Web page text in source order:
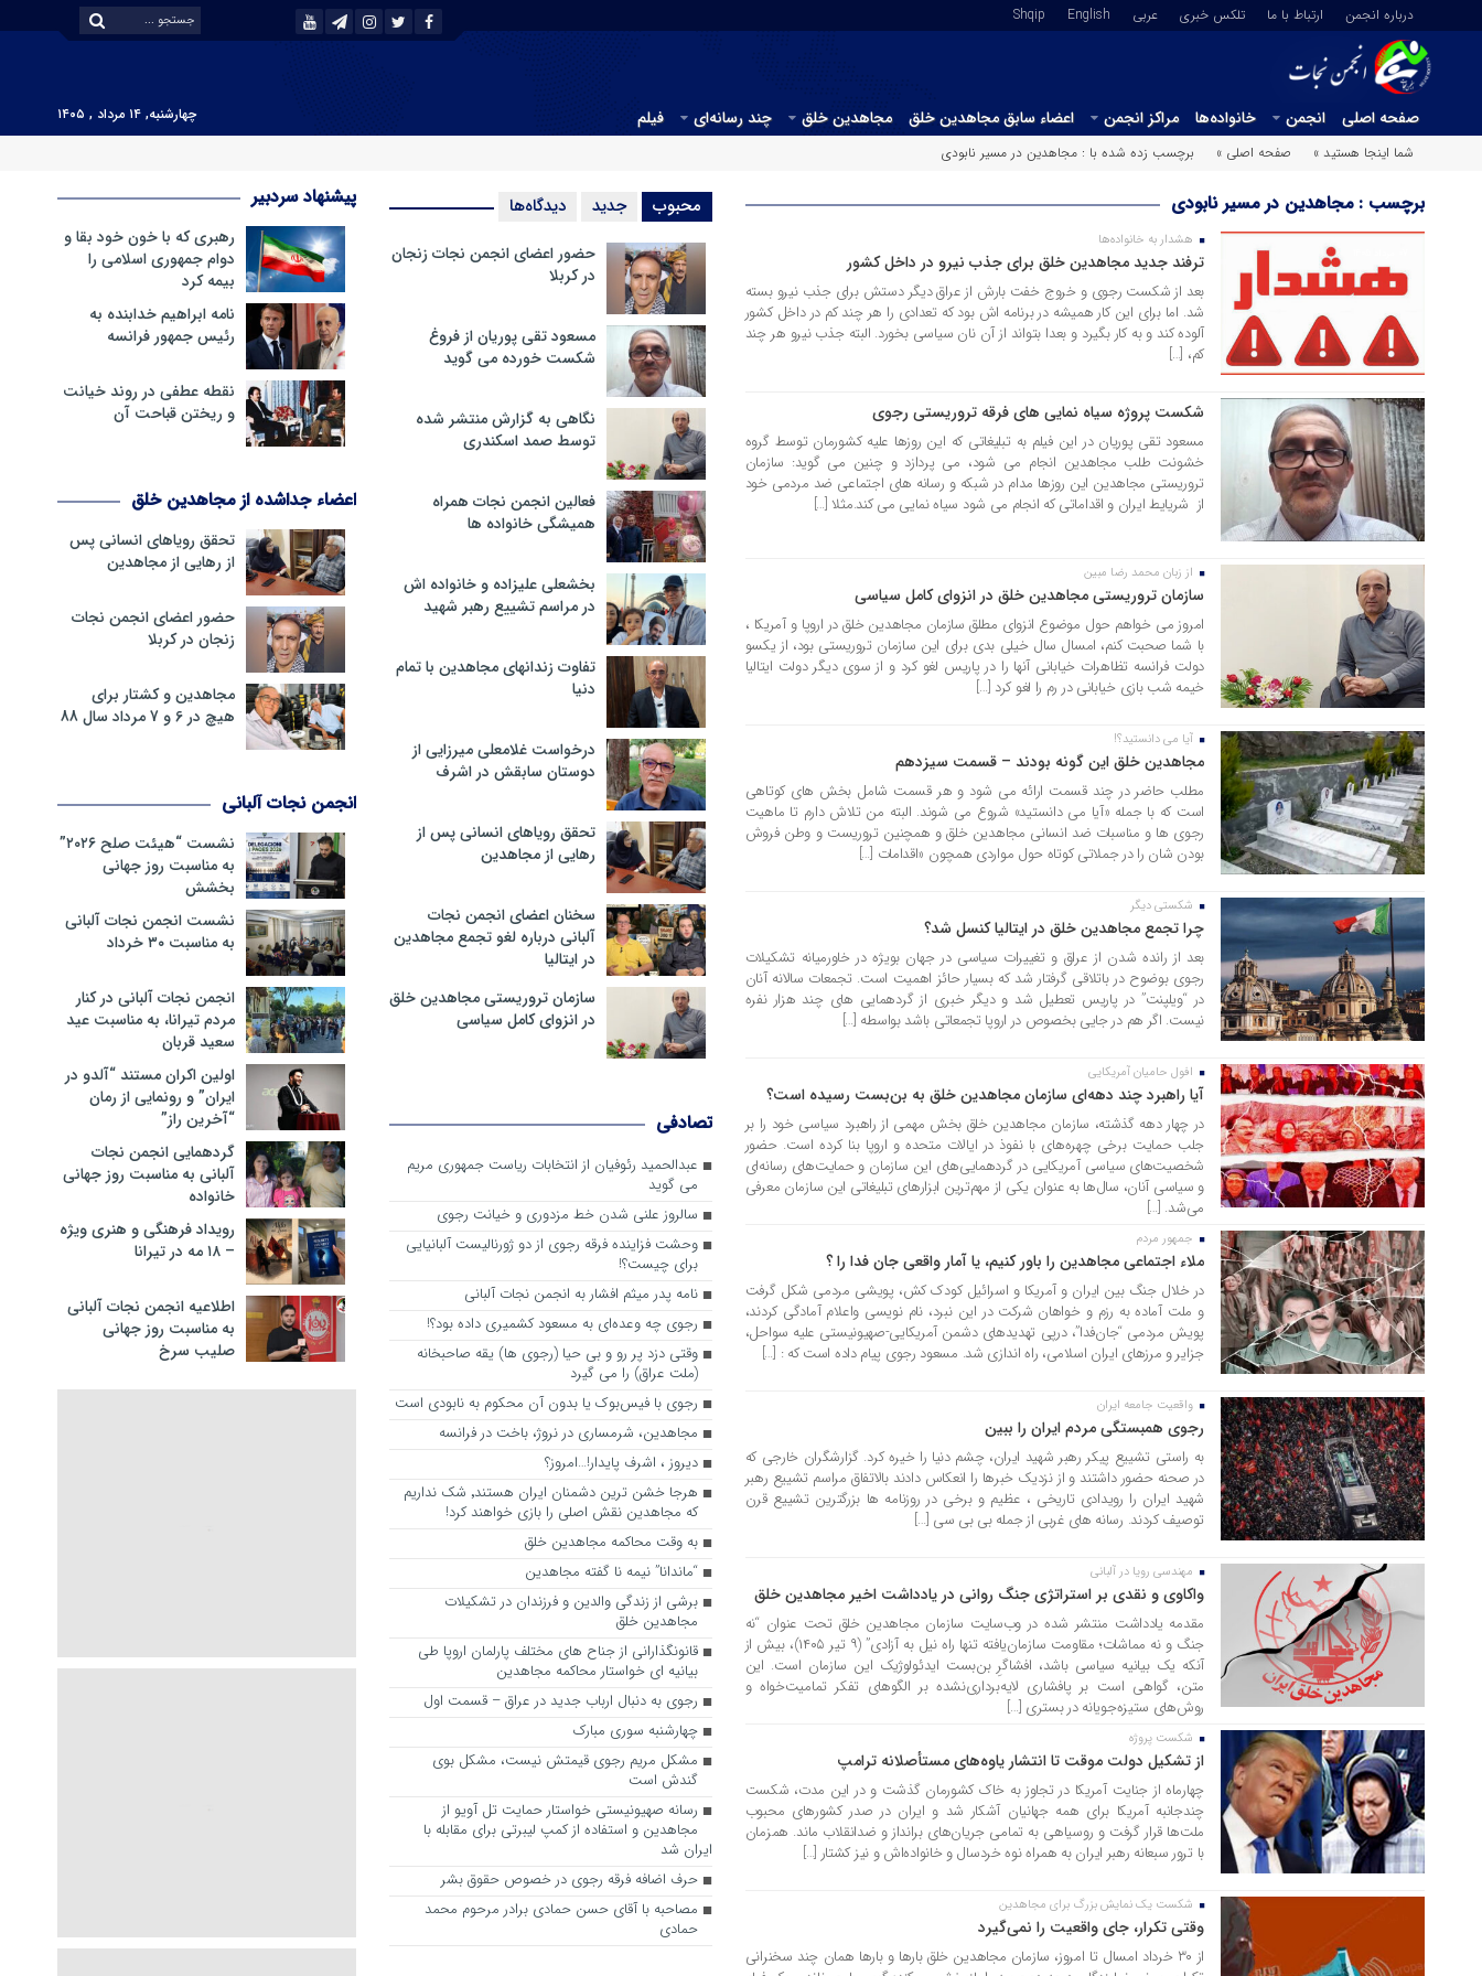
درباره انجمن ارتباط با ما تلکس خبری عربي English
Shqip
صفحه اصلی انجمن خانواده‌ها مراکز انجمن اعضاء سابق مجاهدین خلق مجاهدین خلق چند رسانه‌ای فیلم
چهارشنبه, ۱۴ مرداد , ۱۴۰۵
شما اینجا هستید »
صفحه اصلی » برچسب زده شده با : مجاهدین در مسیر نابودی
برچسب : مجاهدین در مسیر نابودی
هشدار به خانواده‌ها
ترفند جدید مجاهدین خلق برای جذب نیرو در داخل کشور
بعد از شکست رجوی و خروج خفت بارش از عراق دیگر دستش برای جذب نیرو بسته
شد. اما برای این کار همیشه در برنامه اش بود که تعدادی را هر چند کم در داخل کشور
آلوده کند و به کار بگیرد و بعدا بتواند از آن نان سیاسی بخورد. البته جذب نیرو هر چند
کم، […]
05 مرداد 1405 شکست پروژه سیاه نمایی های فرقه تروریستی رجوی
مسعود تقی پوریان در این فیلم به تبلیغاتی که این روزها علیه کشورمان توسط گروه
خشونت طلب مجاهدین انجام می شود، می پردازد و چنین می گوید: سازمان
تروریستی مجاهدین این روزها مدام در شبکه و رسانه های اجتماعی ضد مردمی خود
از شریایط ایران و اقداماتی که انجام می شود سیاه نمایی می کند.مثلا […]
از زبان محمد رضا مبین
سازمان تروریستی مجاهدین خلق در انزوای کامل سیاسی
امروز می خواهم حول موضوع انزوای مطلق سازمان مجاهدین خلق در اروپا و آمریکا ،
با شما صحبت کنم، امسال سال خیلی بدی برای این سازمان تروریستی بود، از یکسو
دولت فرانسه تظاهرات خیابانی آنها را در پاریس لغو کرد و از سوی دیگر دولت ایتالیا
خیمه شب بازی خیابانی در رم را لغو کرد […]
29 تیر 1405
آیا می دانستید؟!
مجاهدین خلق این گونه بودند – قسمت سیزدهم
مطلب حاضر در چند قسمت ارائه می شود و هر قسمت شامل بخش های کوتاهی
است که با جمله «آیا می دانستید» شروع می شوند. البته من تلاش دارم تا ماهیت
رجوی ها و مناسبات ضد انسانی مجاهدین خلق و همچنین تروریست و وطن فروش
بودن شان را در جملاتی کوتاه حول مواردی همچون «اقدامات […]
شکستی دیگر
چرا تجمع مجاهدین خلق در ایتالیا کنسل شد؟
بعد از رانده شدن از عراق و تغییرات سیاسی در جهان بویژه در خاورمیانه تشکیلات
رجوی بوضوح در باتلاقی گرفتار شد که بسیار حائز اهمیت است. تجمعات سالانه آنان
در “ویلپنت” در پاریس تعطیل شد و دیگر خبری از گردهمایی های چند هزار نفره
نیست. اگر هم در جایی بخصوص در اروپا تجمعاتی باشد بواسطه […]
23 تیر 1405
افول حامیان آمریکایی
آیا راهبرد چند دهه‌ای سازمان مجاهدین خلق به بن‌بست رسیده است؟
در چهار دهه گذشته، سازمان مجاهدین خلق بخش مهمی از راهبرد سیاسی خود را بر
جلب حمایت برخی چهره‌های با نفوذ در ایالات متحده و اروپا بنا کرده است. حضور
شخصیت‌های سیاسی آمریکایی در گردهمایی‌های این سازمان و حمایت‌های رسانه‌ای
و سیاسی آنان، سال‌ها به عنوان یکی از مهم‌ترین ابزارهای تبلیغاتی این سازمان معرفی
می‌شد. […]
21 تیر 1405
جمهور مردم
ملاء اجتماعی مجاهدین را باور کنیم، یا آمار واقعی جان فدا را ؟
در خلال جنگ بین ایران و آمریکا و اسرائیل کودک کش، پویشی مردمی شکل گرفت
و ملت آماده به رزم و خواهان شرکت در این نبرد، نام نویسی واعلام آمادگی کردند،
پویش مردمی “جان‌فدا”، درپی تهدید‌های دشمن آمریکایی-صهیونیستی علیه سواحل،
جزایر و مرز‌های ایران اسلامی، راه اندازی شد. مسعود رجوی پیام داده است که : […]
21 تیر 1405
واقعیت جامعه ایران
رجوی همبستگی مردم ایران را ببین
به راستی تشییع پیکر رهبر شهید ایران، چشم دنیا را خیره کرد. گزارشگران خارجی که
در صحنه حضور داشتند و از نزدیک خبرها را انعکاس دادند بالاتفاق مراسم تشییع رهبر
شهید ایران را رویدادی تاریخی ، عظیم و برخی در روزنامه ها بزرگترین تشییع قرن
توصیف کردند. رسانه های غربی از جمله بی بی سی […]
مهندسی رویا در آلبانی
واکاوی و نقدی بر استراتژی‌ جنگ روانی در یادداشت‌ اخیر مجاهدین خلق
مقدمه یادداشت منتشر شده در وب‌سایت سازمان مجاهدین خلق تحت عنوان “نه
جنگ و نه مماشات؛ مقاومت سازمان‌یافته تنها راه نیل به آزادی” (۹ تیر ۱۴۰۵)، بیش از
آنکه یک بیانیه سیاسی باشد، افشاگرِ بن‌بست ایدئولوژیک این سازمان است. این
متن، گواهی است بر پافشاری لایه‌برداری‌نشده بر الگوهای تفکر تمامیت‌خواه و
روش‌های ستیزه‌جویانه در بستری […]
20 تیر 1405
شکست پروژه
از تشکیل دولت موقت تا انتشار یاوه‌های مستأصلانه ترامپ
چهارماه از جنایت آمریکا در تجاوز به خاک کشورمان گذشت و در این مدت، شکست
چندجانبه آمریکا برای همه جهانیان آشکار شد و ایران در صدر کشورهای محبوب
ملت‌ها قرار گرفت و روسیاهی به تمامی جریان‌های برانداز و ضدانقلاب ماند. همزمان
با ترور سبعانه رهبر ایران به همراه نوه خردسال و خانواده‌اش و نیز کشتار […]
شکست یک نمایش بزرگ برای مجاهدین
وقتی تکرار، جای واقعیت را نمی‌گیرد
از ۳۰ خرداد امسال تا امروز، سازمان مجاهدین خلق بارها و بارها همان چند سخنرانی
محبوب جدید دیدگاه‌ها
حضور اعضای انجمن نجات زنجان
در کربلا
مسعود تقی پوریان از فروغ
شکست خورده می گوید
نگاهی به گزارش منتشر شده
توسط صمد اسکندری
فعالین انجمن نجات همراه
همیشگی خانواده ها
بخشعلی علیزاده و خانواده اش
در مراسم تشییع رهبر شهید
تفاوت زندانهای مجاهدین با تمام
دنیا
درخواست غلامعلی میرزایی از
دوستان سابقش در اشرف
تحقق رویاهای انسانی پس از
رهایی از مجاهدین
سخنان اعضای انجمن نجات
آلبانی درباره لغو تجمع مجاهدین
در ایتالیا
سازمان تروریستی مجاهدین خلق
در انزوای کامل سیاسی
تصادفی
عبدالحمید رئوفیان از انتخابات ریاست جمهوری مریم
می گوید
سالروز علنی شدن خط مزدوری و خیانت رجوی
وحشت فزاینده فرقه رجوی از دو ژورنالیست آلبانیایی
برای چیست؟!
نامه پدر میثم افشار به انجمن نجات آلبانی
رجوی چه وعده‌ای به مسعود کشمیری داده بود؟!
وقتی دزد پر رو و بی حیا (رجوی ها) یقه صاحبخانه
(ملت عراق) را می گیرد
رجوی با فیس‌بوک یا بدون آن محکوم به نابودی است
مجاهدین، شرم‎ساری در نروژ، باخت در فرانسه
ديروز ، اشرف پايدار!…امروز؟
هرجا خشن ترین دشمنان ایران هستند٬ شک نداریم
که مجاهدین نقش اصلی را بازی خواهند کرد!
به وقت محاکمه مجاهدین خلق
“ماندانا” نیمه نا گفته مجاهدین
برشی از زندگی والدین و فرزندان در تشکیلات
مجاهدین خلق
قانونگذارانی از جناح های مختلف پارلمان اروپا طی
بیانیه ای خواستار محاکمه مجاهدین
رجوی به دنبال ارباب جدید در عراق – قسمت اول
چهارشنبه سوری مبارک
مشکل مریم رجوی قیمتش نیست، مشکل بوی
گندش است
رسانه صهیونیستی خواستار حمایت تل آویو از
مجاهدین و استفاده از کمپ لیبرتی برای مقابله با
ایران شد
حرف اضافه فرقه رجوی در خصوص حقوق بشر
مصاحبه با آقای حسن حمادی برادر مرحوم محمد
حمادی
پیشنهاد سردبیر
رهبری که با خون خود بقا و
دوام جمهوری اسلامی را
بیمه کرد
نامه ابراهیم خدابنده به
رئیس جمهور فرانسه
نقطه عطفی در روند خیانت
و ریختن قباحت آن
اعضاء جداشده از مجاهدین خلق
تحقق رویاهای انسانی پس
از رهایی از مجاهدین
حضور اعضای انجمن نجات
زنجان در کربلا
مجاهدین و کشتار برای
هیچ در 6 و 7 مرداد سال 88
انجمن نجات آلبانی
نشست “هیئت صلح ۲۰۲۶”
به مناسبت روز جهانی
بخشش
نشست انجمن نجات آلبانی
به مناسبت ۳۰ خرداد
انجمن نجات آلبانی در کنار
مردم تیرانا، به مناسبت عید
سعید قربان
اولین اکران مستند “آلدو در
ایران” و رونمایی از رمان
“آخرین راز”
گردهمایی انجمن نجات
آلبانی به مناسبت روز جهانی
خانواده
رویداد فرهنگی و هنری ویژه
– ۱۸ مه در تیرانا
اطلاعیه انجمن نجات آلبانی
به مناسبت روز جهانی
صلیب سرخ